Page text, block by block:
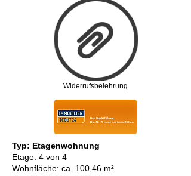
Widerrufsbelehrung
Typ: Etagenwohnung
Etage: 4 von 4
Wohnfläche: ca. 100,46 m²